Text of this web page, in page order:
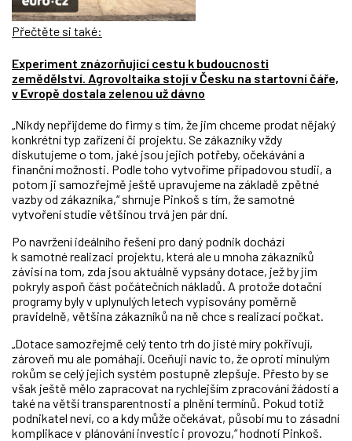
Přečtěte si také:
Experiment znázorňující cestu k budoucnosti
zemědělství. Agrovoltaika stojí v Česku na startovní čáře,
v Evropě dostala zelenou už dávno
„Nikdy nepřijdeme do firmy s tím, že jim chceme prodat nějaký
konkrétní typ zařízení či projektu. Se zákazníky vždy
diskutujeme o tom, jaké jsou jejich potřeby, očekávání a
finanční možnosti. Podle toho vytvoříme případovou studii, a
potom ji samozřejmě ještě upravujeme na základě zpětné
vazby od zákazníka,“ shrnuje Pinkoš s tím, že samotné
vytvoření studie většinou trvá jen pár dní.
Po navržení ideálního řešení pro daný podnik dochází
k samotné realizaci projektu, která ale u mnoha zákazníků
závisí na tom, zda jsou aktuálně vypsány dotace, jež by jim
pokryly aspoň část počátečních nákladů. A protože dotační
programy byly v uplynulých letech vypisovány poměrně
pravidelně, většina zákazníků na ně chce s realizací počkat.
„Dotace samozřejmě celý tento trh do jisté míry pokřivují,
zároveň mu ale pomáhají. Oceňuji navíc to, že oproti minulým
rokům se celý jejich systém postupně zlepšuje. Přesto by se
však ještě mělo zapracovat na rychlejším zpracování žádostí a
také na větší transparentnosti a plnění termínů. Pokud totiž
podnikatel neví, co a kdy může očekávat, působí mu to zásadní
komplikace v plánování investic i provozu,“ hodnotí Pinkoš.